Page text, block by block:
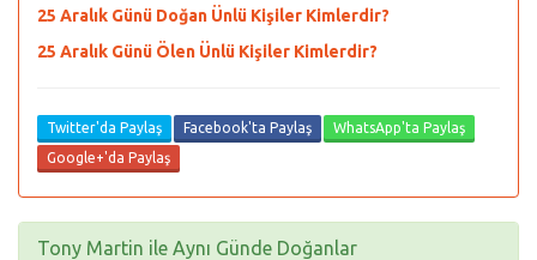
25 Aralık Günü Doğan Ünlü Kişiler Kimlerdir?
25 Aralık Günü Ölen Ünlü Kişiler Kimlerdir?
Twitter'da Paylaş Facebook'ta Paylaş
WhatsApp'ta Paylaş
Google+'da Paylaş
Tony Martin ile Aynı Günde Doğanlar